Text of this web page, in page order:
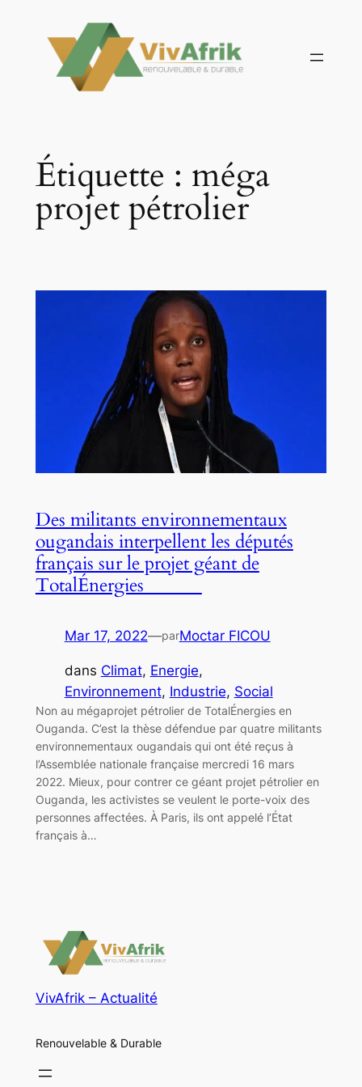
contenu
Étiquette : méga
projet pétrolier
Des militants environnementaux
ougandais interpellent les députés
français sur le projet géant de
TotalÉnergies
Mar 17, 2022—parMoctar FICOU
dans Climat, Energie
Environnement, Industrie, Social
Non au mégaprojet pétrolier de TotalÉnergies en
Ouganda. C’est la thèse défendue par quatre militants
environnementaux ougandais qui ont été reçus à
l’Assemblée nationale française mercredi 16 mars
2022. Mieux, pour contrer ce géant projet pétrolier en
Ouganda, les activistes se veulent le porte-voix des
personnes affectées. À Paris, ils ont appelé l’État
français à…
VivAfrik – Actualité
Renouvelable & Durable